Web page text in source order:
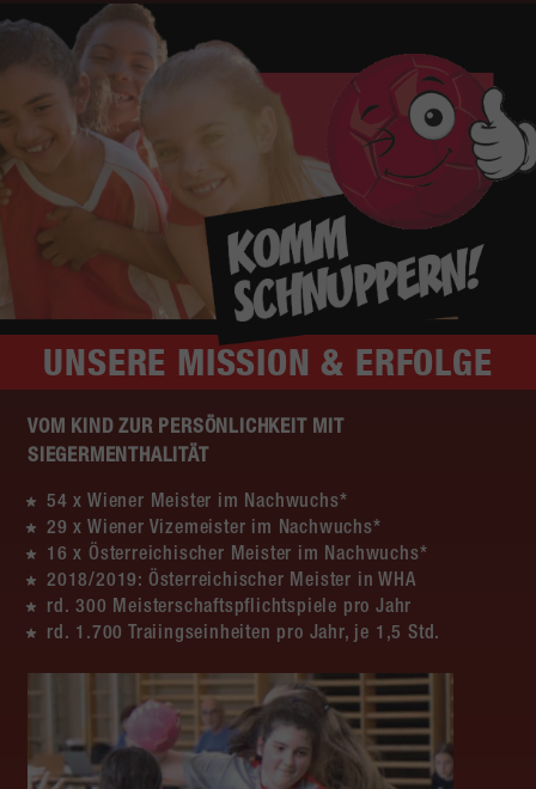
UNSERE MISSION & ERFOLGE
VOM KIND ZUR PERSÖNLICHKEIT MIT
SIEGERMENTHALITÄT
54 x Wiener Meister im Nachwuchs*
29 x Wiener Vizemeister im Nachwuchs*
16 x Österreichischer Meister im Nachwuchs*
2018/2019: Österreichischer Meister in WHA
rd. 300 Meisterschaftspflichtspiele pro Jahr
rd. 1.700 Traiingseinheiten pro Jahr, je 1,5 Std.